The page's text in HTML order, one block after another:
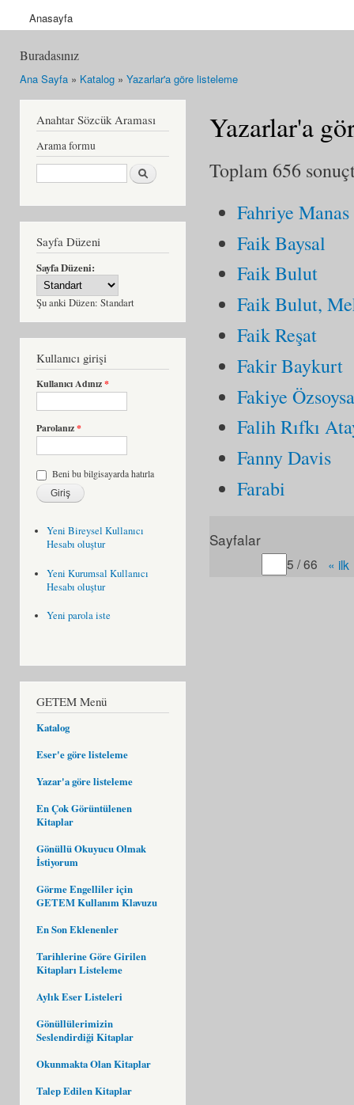
Anasayfa
Buradasınız
Ana Sayfa » Katalog » Yazarlar'a göre listeleme
Anahtar Sözcük Araması
Arama formu
Ara
Sayfa Düzeni
Sayfa Düzeni:
Şu anki Düzen: Standart
Kullanıcı girişi
Kullanıcı Adınız*
Parolanız*
Beni bu bilgisayarda hatırla
Yeni Bireysel Kullanıcı
Hesabı oluştur
Yeni Kurumsal Kullanıcı
Hesabı oluştur
Yeni parola iste
GETEM Menü
Katalog
Eser'e göre listeleme
Yazar'a göre listeleme
En Çok Görüntülenen
Kitaplar
Gönüllü Okuyucu Olmak
İstiyorum
Görme Engelliler için
GETEM Kullanım Klavuzu
En Son Eklenenler
Tarihlerine Göre Girilen
Kitapları Listeleme
Aylık Eser Listeleri
Gönüllülerimizin
Seslendirdiği Kitaplar
Okunmakta Olan Kitaplar
Talep Edilen Kitaplar
Yazarlar'a
Toplam 656
Fahriye Manas
Faik Baysal
Faik Bulut
Faik Bulut,
Faik Reşat
Fakir Baykurt
Fakiye
Falih Rıfkı
Fanny Davis
Farabi
Sayfalar
Gitmek istediğiniz
5 / 66 « ilk